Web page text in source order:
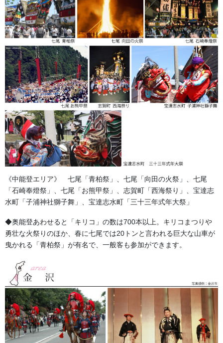
《中能登エリア》 七尾「青柏祭」、七尾「向田の火祭」、七尾
「石崎奉燈祭」、七尾「お熊甲祭」、志賀町「西海祭り」、宝達志
水町「子浦神社獅子舞」、宝達志水町「三十三年式年大祭」
◆奥能登あわせると「キリコ」の数は700本以上。キリコまつりや
勇壮な火祭りのほか、春に七尾では20トンと言われる巨大な山車が
曳かれる「青柏祭」が有名で、一般客も参加ができます。